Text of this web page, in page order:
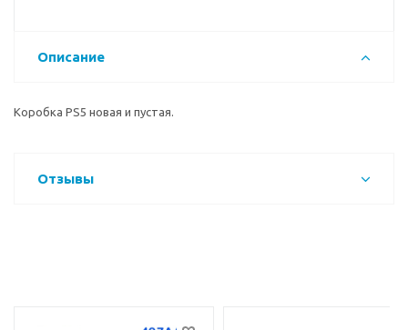
Описание
Коробка PS5 новая и пустая.
Отзывы